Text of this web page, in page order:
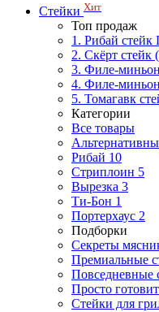
Стейки Хит
Топ продаж
1. Рибай cтейк
2. Скёрт стейк
3. Филе-
4. Филе-
5. Томагавк
Категории
Все товары
Рибай 10
Стриплоин 5
Вырезка 3
Ти-Бон 1
Портерхаус 2
Подборки
Секреты
Премиальные
Повседневные
Просто
Стейки для